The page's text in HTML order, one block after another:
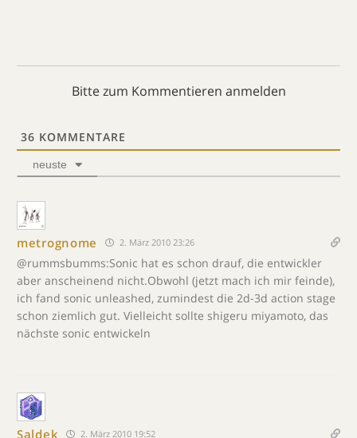
Bitte zum Kommentieren anmelden
36 KOMMENTARE
neuste
metrognome 2. März 2010 23:26
@rummsbumms:Sonic hat es schon drauf, die entwickler
aber anscheinend nicht.Obwohl (jetzt mach ich mir feinde),
ich fand sonic unleashed, zumindest die 2d-3d action stage
schon ziemlich gut. Vielleicht sollte shigeru miyamoto, das
nächste sonic entwickeln
Saldek 2. März 2010 19:52